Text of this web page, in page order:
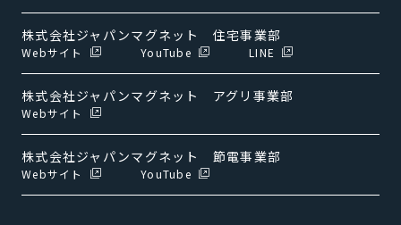
株式会社ジャパンマグネット 住宅事業部
Webサイト YouTube LINE
株式会社ジャパンマグネット アグリ事業部
Webサイト
株式会社ジャパンマグネット 節電事業部
Webサイト YouTube